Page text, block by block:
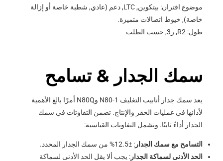
موضوع اقتران: بيتكوين, LTC, دعم (عادي, شطبة خاصة أو إزالة
خاصة), خيوط اتصالات متميزة.
طول: R2, ر3, حسب الطلب
سمك الجدار & تسامح
يعد سمك جدار أنابيب التغليف N80-1 وN80Q أمرًا بالغ الأهمية
لأدائها في عمليات الحفر والإنتاج. تضمن التفاوتات في سمك
الجدار أداءً ثابتًا. وتشمل التفاوتات القياسية:
التسامح مع سمك الجدار: ±12.5% ​​من سمك الجدار المحدد.
الحد الأدنى لسماكة الجدار: يجب ألا يقل الحد الأدنى لسماكة